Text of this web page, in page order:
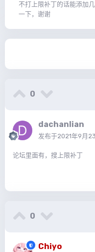
不打上限补丁的话能添加
一下，谢谢
0
dachanlian
发布于2021年9月
论坛里面有，搜上限补丁
0
Chiyo